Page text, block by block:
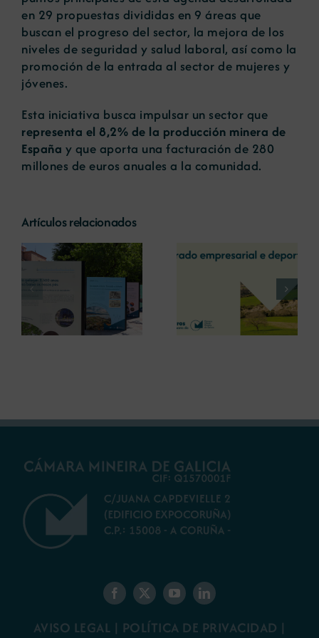
en 29 propuestas divididas en 9 áreas que
buscan el progreso del sector, la mejora de los
niveles de seguridad y salud laboral, así como la
promoción de la entrada al sector de mujeres y
jóvenes.
Esta iniciativa busca impulsar un sector que
representa el 8,2% de la producción minera de
España y que aporta una facturación de 280
millones de euros anuales a la comunidad.
Artículos relacionados
La COMG reúne a
dos líderes
empresarias con
motivo de su
Centenario para
debatir sobre el
La OIPE y el
CRETUS
presentan las
últimas
innovaciones en
restauración
AVISO LEGAL | POLÍTICA DE PRIVACIDAD |